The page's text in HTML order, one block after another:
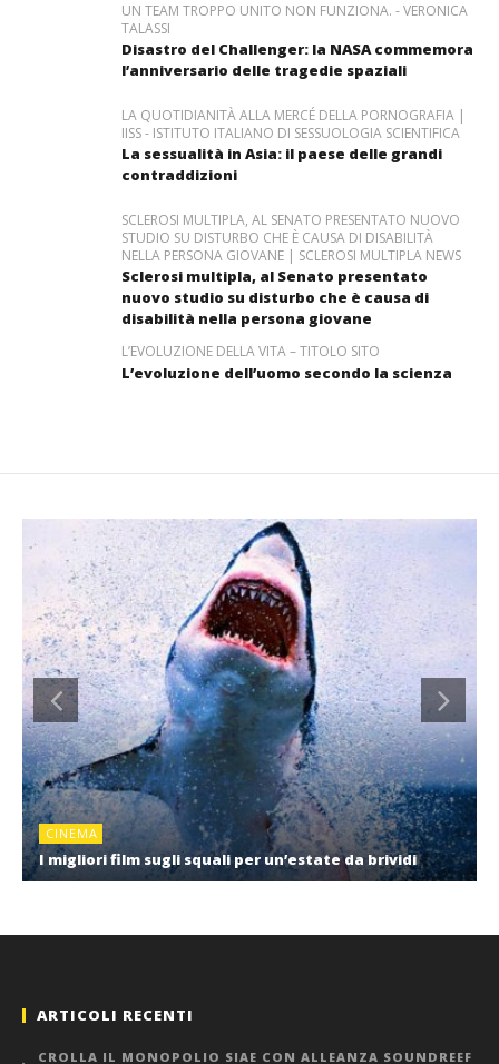
UN TEAM TROPPO UNITO NON FUNZIONA. - VERONICA
TALASSI
Disastro del Challenger: la NASA commemora
l’anniversario delle tragedie spaziali
LA QUOTIDIANITÀ ALLA MERCÉ DELLA PORNOGRAFIA |
IISS - ISTITUTO ITALIANO DI SESSUOLOGIA SCIENTIFICA
La sessualità in Asia: il paese delle grandi
contraddizioni
SCLEROSI MULTIPLA, AL SENATO PRESENTATO NUOVO
STUDIO SU DISTURBO CHE È CAUSA DI DISABILITÀ
NELLA PERSONA GIOVANE | SCLEROSI MULTIPLA NEWS
Sclerosi multipla, al Senato presentato
nuovo studio su disturbo che è causa di
disabilità nella persona giovane
L’EVOLUZIONE DELLA VITA – TITOLO SITO
L’evoluzione dell’uomo secondo la scienza
CINEMA
I migliori film sugli squali per un’estate da brividi
ARTICOLI RECENTI
CROLLA IL MONOPOLIO SIAE CON ALLEANZA SOUNDREEF